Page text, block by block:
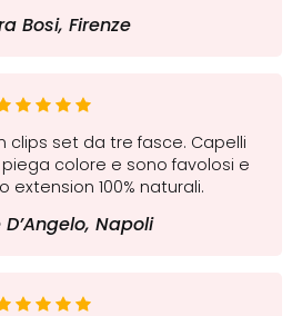
Bosi, Firenze
clips set da tre fasce. Capelli
colore e sono favolosi e
100% naturali.
Napoli